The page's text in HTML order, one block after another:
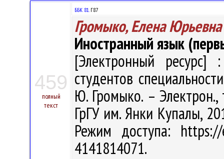
459
полный
текст
ББК 81.Г87
Громыко, Елена Юрьевна
Иностранный язык
[Электронный ресурс]
студентов
Ю. Громыко. –
ГрГУ им. Янки Купалы,
Режим доступа:
4141814071.